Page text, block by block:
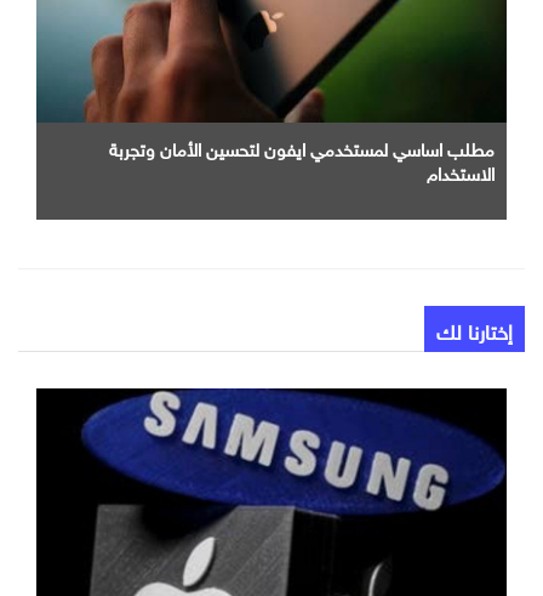
مطلب اساسي لمستخدمي ايفون لتحسين الأمان وتجربة
الاستخدام
إختارنا لك